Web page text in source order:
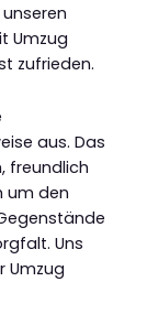
Umzug
zufrieden.
aus. Das
freundlich
um den
Uns
Umzug